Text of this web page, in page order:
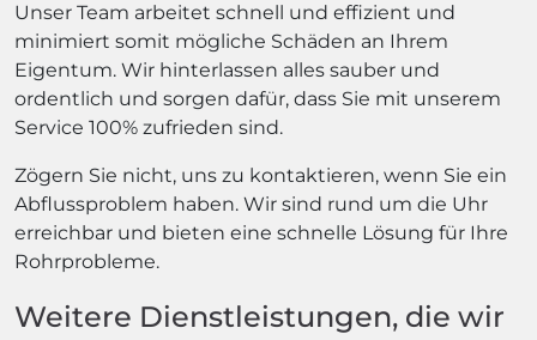
Unser Team arbeitet schnell und effizient und
minimiert somit mögliche Schäden an Ihrem
Eigentum. Wir hinterlassen alles sauber und
ordentlich und sorgen dafür, dass Sie mit unserem
Service 100% zufrieden sind.
Zögern Sie nicht, uns zu kontaktieren, wenn Sie ein
Abflussproblem haben. Wir sind rund um die Uhr
erreichbar und bieten eine schnelle Lösung für Ihre
Rohrprobleme.
Weitere Dienstleistungen, die wir